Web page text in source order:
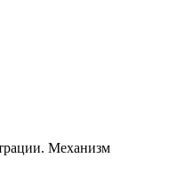
Механизм